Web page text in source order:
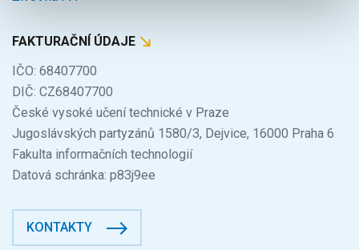
FAKTURAČNÍ ÚDAJE
IČO: 68407700
DIČ: CZ68407700
České vysoké učení technické v Praze
Jugoslávských partyzánů 1580/3, Dejvice, 16000 Praha 6
Fakulta informačních technologií
Datová schránka: p83j9ee
KONTAKTY